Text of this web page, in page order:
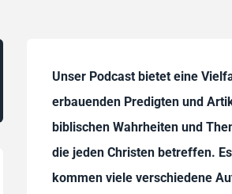
Unser Podcast bietet eine
erbauenden Predigten und
biblischen Wahrheiten und
die jeden Christen betreffen. Es
kommen viele verschiedene